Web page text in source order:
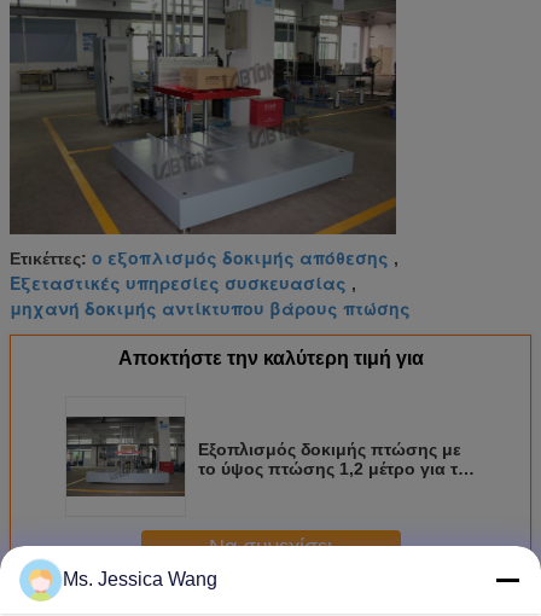
Ετικέττες: ο εξοπλισμός δοκιμής απόθεσης ,
Εξεταστικές υπηρεσίες συσκευασίας ,
μηχανή δοκιμής αντίκτυπου βάρους πτώσης
Αποκτήστε την καλύτερη τιμή για
Εξοπλισμός δοκιμής πτώσης με
το ύψος πτώσης 1,2 μέτρο για τα
Να συνεχίσει
Ms. Jessica Wang